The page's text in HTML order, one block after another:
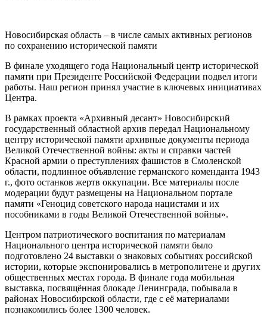
Новосибирская область – в числе самых активных регионов
по сохранению исторической памяти
В финале уходящего года Национальный центр исторической
памяти при Президенте Российской Федерации подвел итоги
работы. Наш регион принял участие в ключевых инициативах
Центра.
В рамках проекта «Архивный десант» Новосибирский
государственный областной архив передал Национальному
центру исторической памяти архивные документы периода
Великой Отечественной войны: акты и справки частей
Красной армии о преступлениях фашистов в Смоленской
области, подлинное объявление германского коменданта 1943
г., фото останков жертв оккупации. Все материалы после
модерации будут размещены на Национальном портале
памяти «Геноцид советского народа нацистами и их
пособниками в годы Великой Отечественной войны».
Центром патриотического воспитания по материалам
Национального центра исторической памяти было
подготовлено 24 выставки о знаковых событиях российской
истории, которые экспонировались в метрополитене и других
общественных местах города. В финале года мобильная
выставка, посвящённая блокаде Ленинграда, побывала в
районах Новосибирской области, где с её материалами
познакомились более 1300 человек.